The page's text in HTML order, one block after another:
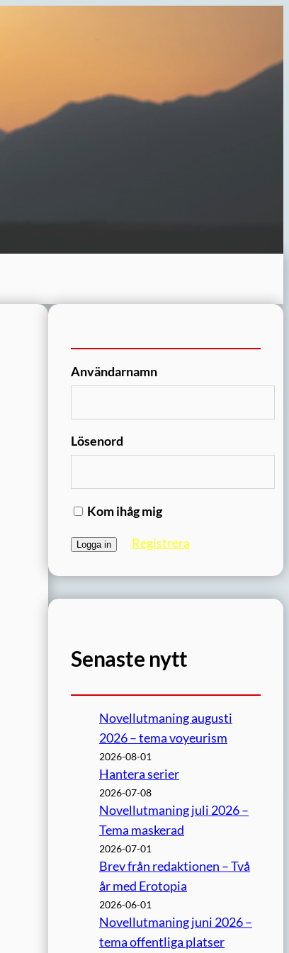
Användarnamn
Lösenord
Kom ihåg mig
Registrera
Senaste nytt
Novellutmaning augusti
2026 – tema voyeurism
2026-08-01
Hantera serier
2026-07-08
Novellutmaning juli 2026 –
Tema maskerad
2026-07-01
Brev från redaktionen – Två
år med Erotopia
2026-06-01
Novellutmaning juni 2026 –
tema offentliga platser